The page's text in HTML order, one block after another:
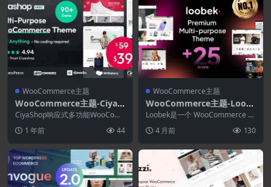
WooCommerce主题
WooCommerce主题-CiyaS
hop Android App 5.13[Ciy
aShop拓展]-多用途WooCo
mmerce主题
CiyaShop响应式多功能WooCom
1 年前 44
WooCommerce主题
WooCommerce主题-Loob
ek 1.5.5–Elementor多用途
WooCommerce主题
Loobek是一个 WooCommerce W
4 月前 130